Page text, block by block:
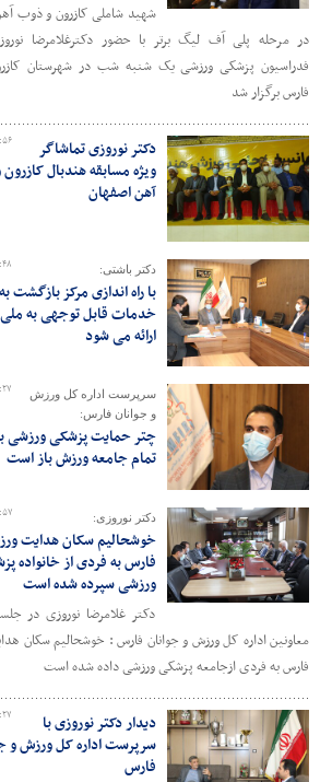
شهید شاملی کازرون و ذوب
در مرحله پلی آف لیگ برتر با حضور دکترغلامرضا
فدراسیون پزشکی ورزشی یک شنبه شب در شهرستان
فارس برگزار شد
دکتر نوروزی تماشاگر
ویژه مسابقه هندبال
آهن اصفهان
دکتر باشتی:
با راه اندازی مرکز بازگشت
خدمات قابل توجهی به
ارائه می شود
سرپرست اداره کل ورزش
و جوانان فارس:
چتر حمایت پزشکی ورزشی
تمام جامعه ورزش باز است
دکتر نوروزی:
خوشحالیم سکان هدایت
فارس به فردی از خانواده
ورزشی سپرده شده است
دکتر غلامرضا نوروزی در
معاونین اداره کل ورزش و جوانان فارس : خوشحالیم سکان
فارس به فردی ازجامعه پزشکی ورزشی داده شده است
دیدار دکتر نوروزی با
سرپرست اداره کل ورزش و
فارس